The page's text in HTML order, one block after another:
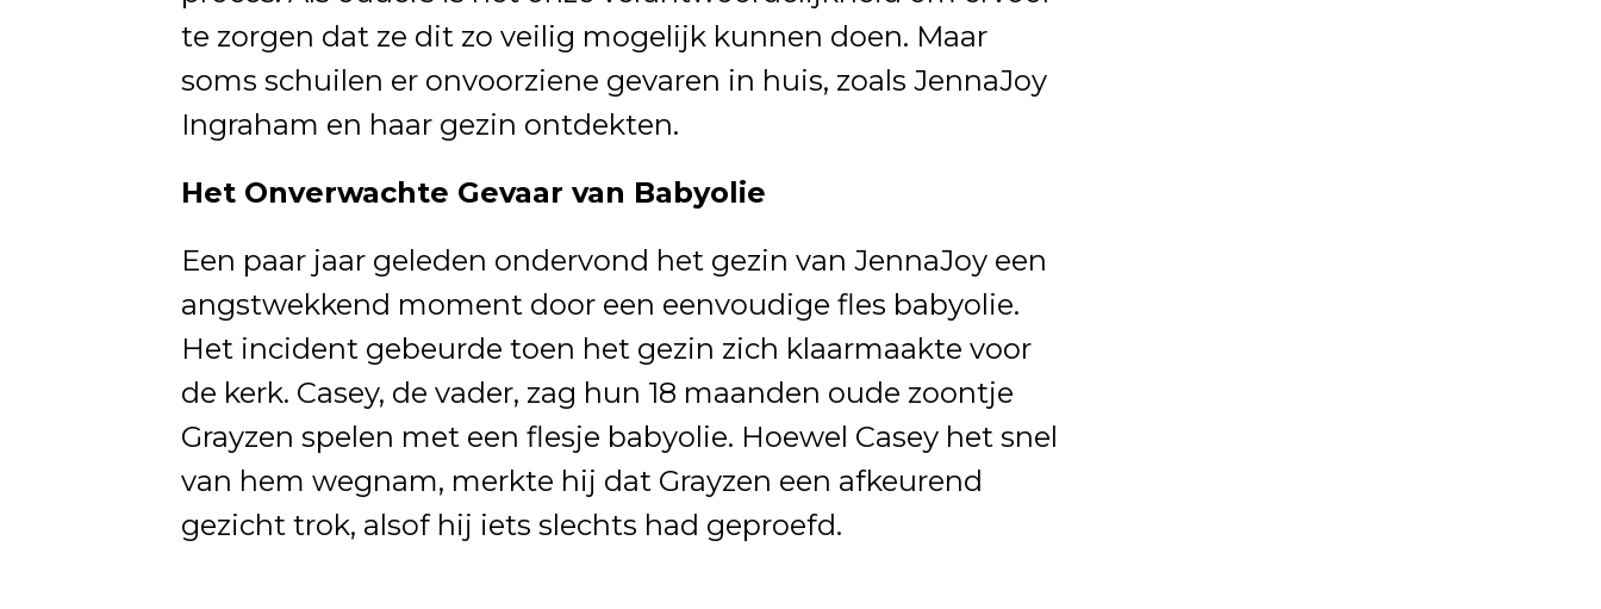
te zorgen dat ze dit zo veilig mogelijk kunnen doen. Maar
soms schuilen er onvoorziene gevaren in huis, zoals JennaJoy
Ingraham en haar gezin ontdekten.
Het Onverwachte Gevaar van Babyolie
Een paar jaar geleden ondervond het gezin van JennaJoy een
angstwekkend moment door een eenvoudige fles babyolie.
Het incident gebeurde toen het gezin zich klaarmaakte voor
de kerk. Casey, de vader, zag hun 18 maanden oude zoontje
Grayzen spelen met een flesje babyolie. Hoewel Casey het snel
van hem wegnam, merkte hij dat Grayzen een afkeurend
gezicht trok, alsof hij iets slechts had geproefd.